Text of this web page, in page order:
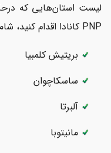
لیست استان‌هایی که
PNP کانادا اقدام کنید، شامل این موارد است:
بریتیش کلمبیا
ساسکاچوان
آلبرتا
مانیتوبا